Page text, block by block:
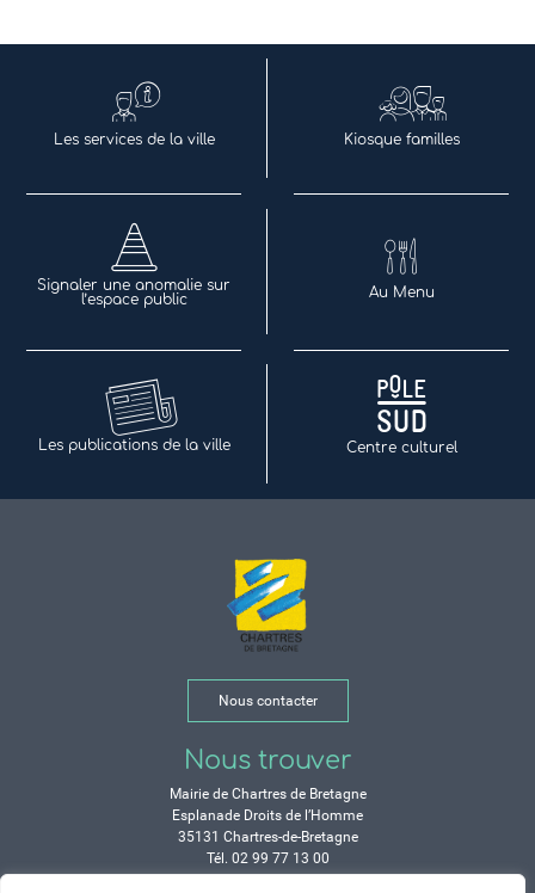
Les services de la ville Kiosque familles
Signaler une anomalie sur
l’espace public
Au Menu
Les publications de la ville Centre culturel
Nous contacter
Nous trouver
Mairie de Chartres de Bretagne
Esplanade Droits de l’Homme
35131 Chartres-de-Bretagne
Tél. 02 99 77 13 00